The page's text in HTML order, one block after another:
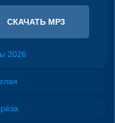
СКАЧАТЬ MP3
2026